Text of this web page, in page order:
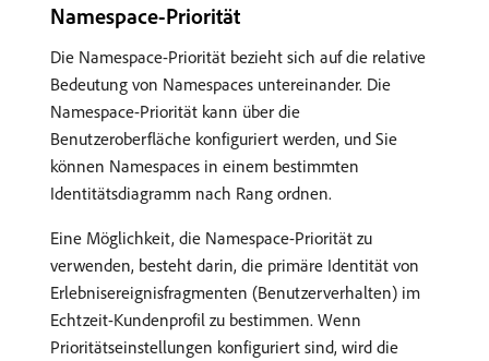
Namespace-Priorität
Die Namespace-Priorität bezieht sich auf die relative
Bedeutung von Namespaces untereinander. Die
Namespace-Priorität kann über die
Benutzeroberfläche konfiguriert werden, und Sie
können Namespaces in einem bestimmten
Identitätsdiagramm nach Rang ordnen.
Eine Möglichkeit, die Namespace-Priorität zu
verwenden, besteht darin, die primäre Identität von
Erlebnisereignisfragmenten (Benutzerverhalten) im
Echtzeit-Kundenprofil zu bestimmen. Wenn
Prioritätseinstellungen konfiguriert sind, wird die